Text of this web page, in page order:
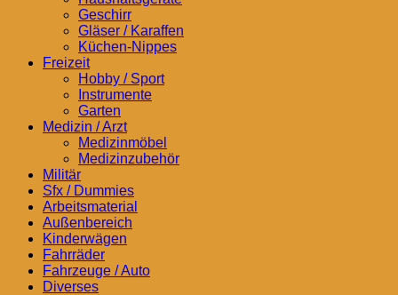
Geschirr
Gläser / Karaffen
Küchen-Nippes
Freizeit
Hobby / Sport
Instrumente
Garten
Medizin / Arzt
Medizinmöbel
Medizinzubehör
Militär
Sfx / Dummies
Arbeitsmaterial
Außenbereich
Kinderwägen
Fahrräder
Fahrzeuge / Auto
Diverses